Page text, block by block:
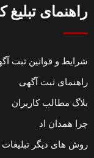
راهنمای تبلیغ
شرایط و قوانین ثبت
راهنمای ثبت آگهی
بلاگ مطالب کاربران
چرا همدان اد
روش های دیگر تبلیغات